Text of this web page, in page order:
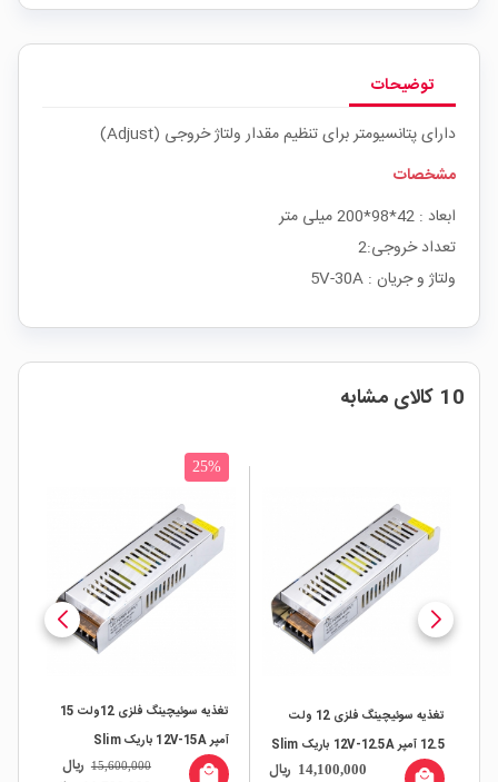
توضیحات
دارای پتانسیومتر برای تنظیم مقدار ولتاژ خروجی (Adjust)
مشخصات
ابعاد : 42*98*200 میلی متر
تعداد خروجی:2
ولتاژ و جریان : 5V-30A
10 کالای مشابه
تغذیه سوئیچینگ فلزی 12 ولت
12.5 آمپر 12V-12.5A باریک Slim
14,100,000 ریال
25%
تغذیه سوئیچینگ فلزی 12ولت 15
آمپر 12V-15A باریک Slim
15,600,000 ریال local_mall